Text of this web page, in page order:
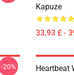
Kapuze
33,93 £ -
-20%
Heartbeat